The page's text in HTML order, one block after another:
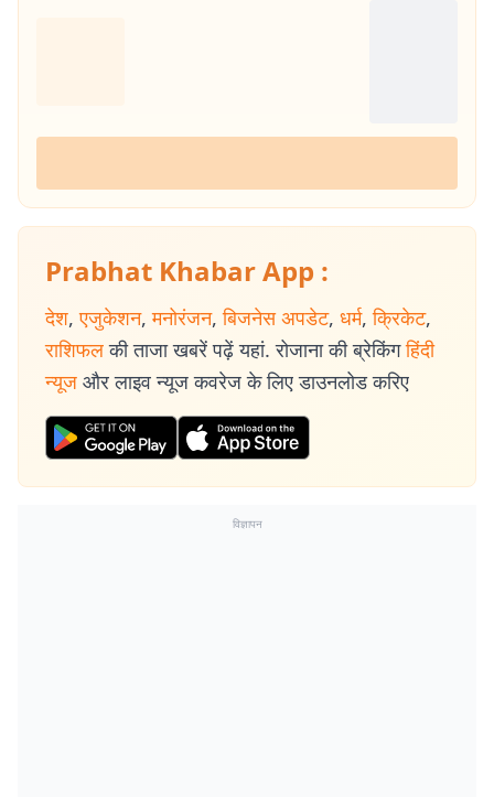
Prabhat Khabar App :
देश, एजुकेशन, मनोरंजन, बिजनेस अपडेट, धर्म, क्रिकेट,
राशिफल की ताजा खबरें पढ़ें यहां. रोजाना की ब्रेकिंग हिंदी
न्यूज और लाइव न्यूज कवरेज के लिए डाउनलोड करिए
विज्ञापन